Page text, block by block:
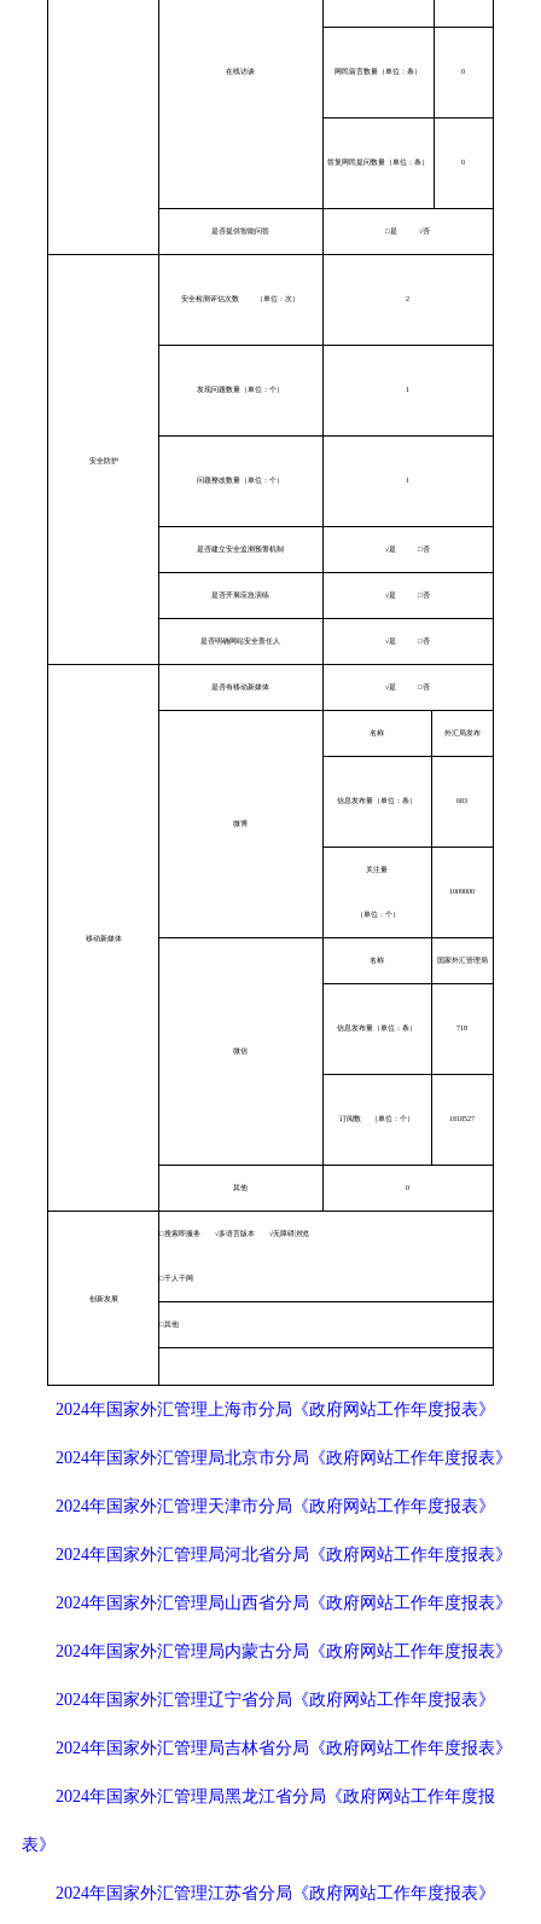
在线访谈 网民留言数量（单位：条） 0
答复网民提问数量（单位：条） 0
是否提供智能问答 □是√否
安全防护
安全检测评估次数 （单位：次） 2
发现问题数量（单位：个） 1
问题整改数量（单位：个） 1
是否建立安全监测预警机制 √是□否
是否开展应急演练 √是□否
是否明确网站安全责任人 √是□否
移动新媒体
是否有移动新媒体 √是□否
微博
名称 外汇局发布
信息发布量（单位：条） 683
关注量
（单位：个）
1009000
微信
名称 国家外汇管理局
信息发布量（单位：条） 718
订阅数 （单位：个） 1818527
其他 0
创新发展
□搜索即服务 √多语言版本 √无障碍浏览
□千人千网
□其他
2024年国家外汇管理上海市分局《政府网站工作年度报表》
2024年国家外汇管理局北京市分局《政府网站工作年度报表》
2024年国家外汇管理天津市分局《政府网站工作年度报表》
2024年国家外汇管理局河北省分局《政府网站工作年度报表》
2024年国家外汇管理局山西省分局《政府网站工作年度报表》
2024年国家外汇管理局内蒙古分局《政府网站工作年度报表》
2024年国家外汇管理辽宁省分局《政府网站工作年度报表》
2024年国家外汇管理局吉林省分局《政府网站工作年度报表》
2024年国家外汇管理局黑龙江省分局《政府网站工作年度报
表》
2024年国家外汇管理江苏省分局《政府网站工作年度报表》